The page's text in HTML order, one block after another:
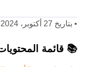
• بتاريخ 27 أكتوبر، 2024
📚 قائمة